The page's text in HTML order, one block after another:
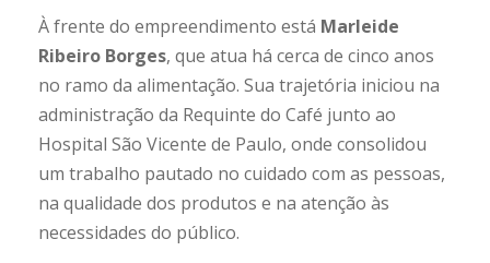
À frente do empreendimento está Marleide
Ribeiro Borges, que atua há cerca de cinco anos
no ramo da alimentação. Sua trajetória iniciou na
administração da Requinte do Café junto ao
Hospital São Vicente de Paulo, onde consolidou
um trabalho pautado no cuidado com as pessoas,
na qualidade dos produtos e na atenção às
necessidades do público.